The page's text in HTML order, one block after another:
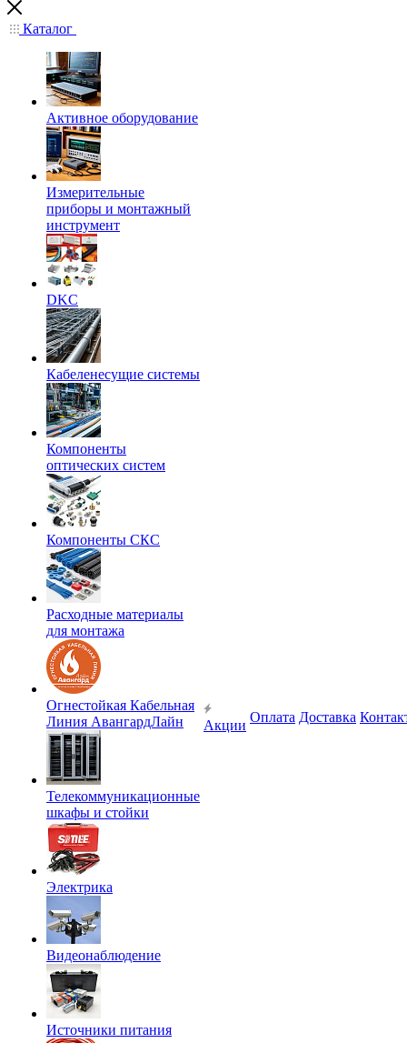
Каталог
Активное оборудование
Измерительные
приборы и монтажный
инструмент
DKC
Кабеленесущие системы
Компоненты
оптических систем
Компоненты СКС
Расходные материалы
для монтажа
Огнестойкая Кабельная
Линия АвангардЛайн
Телекоммуникационные
шкафы и стойки
Электрика
Видеонаблюдение
Источники питания
Акции
Оплата Доставка